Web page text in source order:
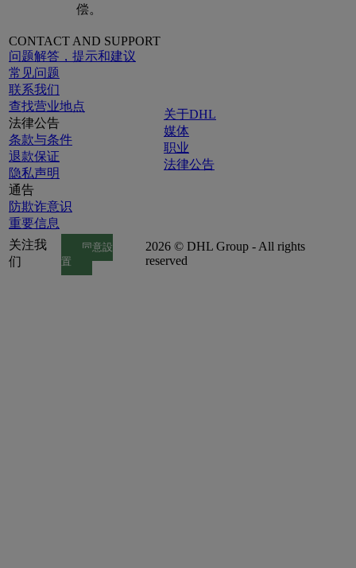
偿。
CONTACT AND SUPPORT
问题解答，提示和建议
常见问题
联系我们
查找营业地点
法律公告
条款与条件
退款保证
隐私声明
通告
防欺诈意识
重要信息
关于DHL
媒体
职业
法律公告
关注我
们
同意設
置
2026 © DHL Group - All rights
reserved